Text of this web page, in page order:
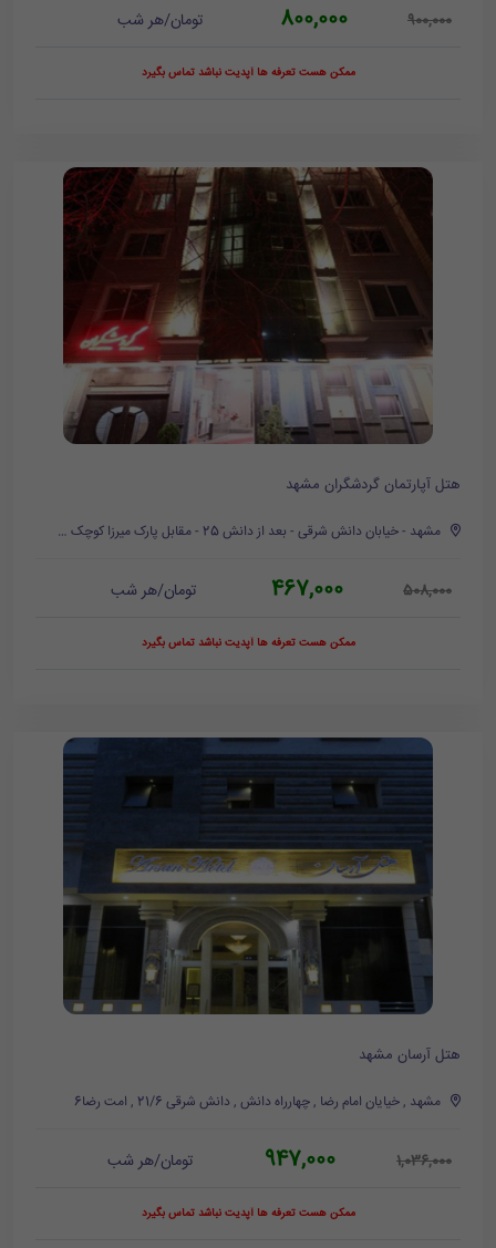
900,000
800,000 تومان/هر شب
ممکن هست تعرفه ها آپدیت نباشد تماس بگیرد
هتل آپارتمان گردشگران مشهد
مشهد - خیابان دانش شرقی - بعد از دانش 25 - مقابل پارک میرزا کوچک خان
508,000
467,000 تومان/هر شب
ممکن هست تعرفه ها آپدیت نباشد تماس بگیرد
هتل آرسان مشهد
مشهد , خیایان امام رضا , چهارراه دانش , دانش شرقی 21/6 , امت رضا6
1,036,000
947,000 تومان/هر شب
ممکن هست تعرفه ها آپدیت نباشد تماس بگیرد